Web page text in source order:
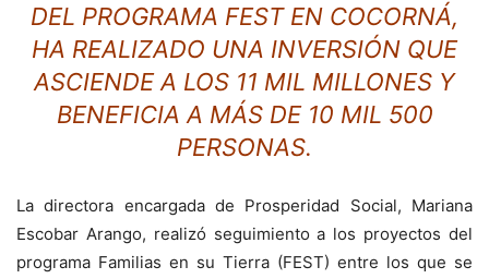
DEL PROGRAMA FEST EN COCORNÁ,
HA REALIZADO UNA INVERSIÓN QUE
ASCIENDE A LOS 11 MIL MILLONES Y
BENEFICIA A MÁS DE 10 MIL 500
PERSONAS.
La directora encargada de Prosperidad Social, Mariana
Escobar Arango, realizó seguimiento a los proyectos del
programa Familias en su Tierra (FEST) entre los que se